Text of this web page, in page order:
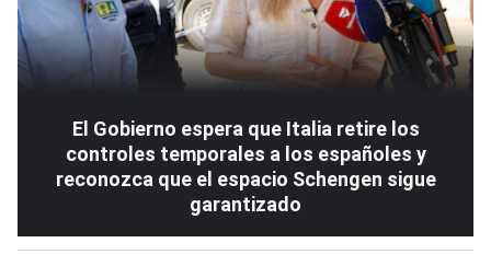
El Gobierno espera que Italia retire los
controles temporales a los españoles y
reconozca que el espacio Schengen sigue
garantizado